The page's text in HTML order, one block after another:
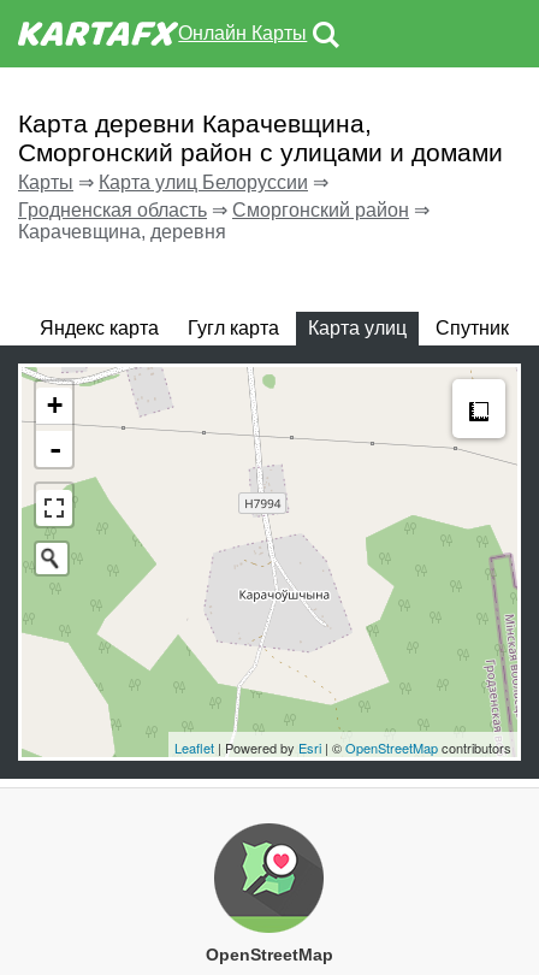
Онлайн Карты
Карта деревни Карачевщина,
Сморгонский район с улицами и домами
Карты ⇒ Карта улиц Белоруссии ⇒
Гродненская область ⇒ Сморгонский район ⇒
Карачевщина, деревня
Яндекс карта Гугл карта Карта улиц Спутник
+
-
Leaflet | Powered by Esri | ©OpenStreetMapcontributors
OpenStreetMap